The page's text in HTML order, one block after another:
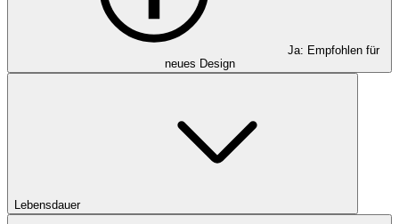
Ja: Empfohlen für
neues Design
Lebensdauer